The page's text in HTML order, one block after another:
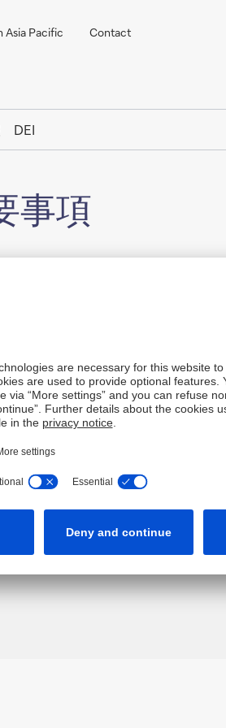
Asia Pacific Contact
DEI
事項
ツ銀行グループが信頼できると考
切保証しませんし、情報の内容等
ます。また、情報の内容は、予告
につき、その内容の正確性を含め
勧誘ではありません。仮に本サイ
した投資判断をすべきではありま
銀行東京支店、証券業務を行うド
、日本の法律、関連業法、各種
本サイトの提供は、ドイツ証券株